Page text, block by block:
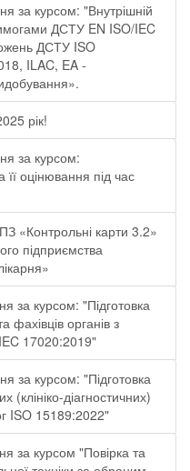
за курсом: "Внутрішній
ДСТУ EN ISO/IEC
ДСТУ ISO
ILAC, EA -
рік!
за курсом:
оцінювання під час
«Контрольні карти 3.2»
підприємства
за курсом: "Підготовка
фахівців органів з
17020:2019"
за курсом: "Підготовка
(клініко-діагностичних)
ISO 15189:2022"
за курсом "Повірка та